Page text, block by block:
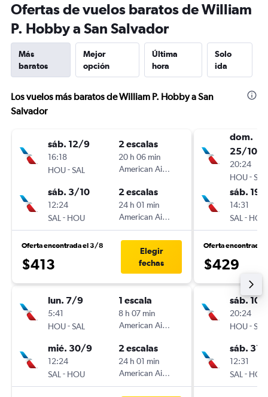
Ofertas de vuelos baratos de William
P. Hobby a San Salvador
Más
baratos
Mejor
opción
Última
hora
Solo
ida
Los vuelos más baratos de William P. Hobby a San
Salvador
sáb. 12/9
16:18
HOU-SAL
2 escalas
20 h 06 min
American Airlines
sáb. 3/10
12:24
SAL - HOU
2 escalas
24 h 01 min
American Airlines
Oferta encontrada el 3/8
$413
Elegir
fechas
lun. 7/9
5:41
HOU-SAL
1 escala
8 h 07 min
American Airlines
mié. 30/9
12:24
SAL - HOU
2 escalas
24 h 01 min
American Airlines
dom.
25/10
20:24
HOU-SAL
sáb. 19/
14:31
SAL - HOU
Oferta encontrada
$429
sáb. 10/
20:24
HOU-SAL
sáb. 31/
12:31
SAL - HOU